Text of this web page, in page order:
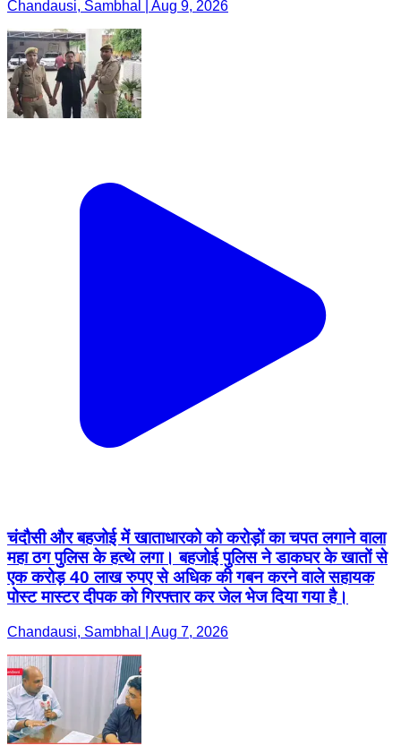
Chandausi, Sambhal | Aug 9, 2026
चंदौसी और बहजोई में खाताधारको को करोड़ों का चपत लगाने वाला
महा ठग पुलिस के हत्थे लगा। बहजोई पुलिस ने डाकघर के खातों से
एक करोड़ 40 लाख रुपए से अधिक की गबन करने वाले सहायक
पोस्ट मास्टर दीपक को गिरफ्तार कर जेल भेज दिया गया है।
Chandausi, Sambhal | Aug 7, 2026